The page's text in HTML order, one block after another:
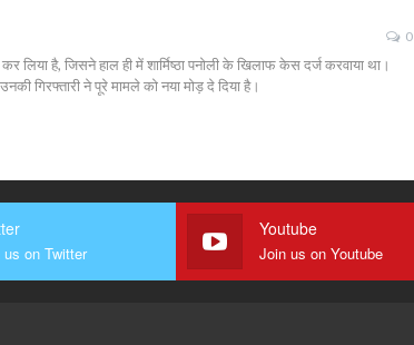
0
है, जिसने हाल ही में शार्मिष्ठा पनोली के खिलाफ केस दर्ज करवाया था।
गिरफ्तारी ने पूरे मामले को नया मोड़ दे दिया है।
us on Twitter
Youtube
Join us on Youtube